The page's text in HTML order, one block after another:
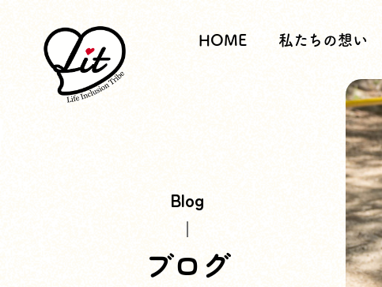
HOME 私たちの想い
Blog
ブログ